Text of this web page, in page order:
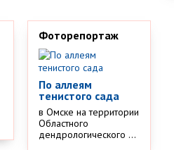
Фоторепортаж
По аллеям
тенистого сада
в Омске на территории
Областного
дендрологического ...